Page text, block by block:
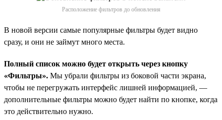
Расположение фильтров до обновления
В новой версии самые популярные фильтры будет видно
сразу, и они не займут много места.
Полный список можно будет открыть через кнопку
«Фильтры». Мы убрали фильтры из боковой части экрана,
чтобы не перегружать интерфейс лишней информацией, —
дополнительные фильтры можно будет найти по кнопке, когда
это действительно нужно.